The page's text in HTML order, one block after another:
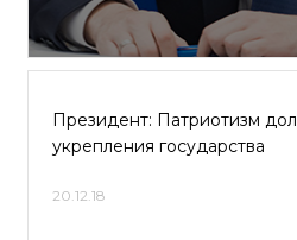
Президент: Патриотизм
укрепления государства
20.12.18